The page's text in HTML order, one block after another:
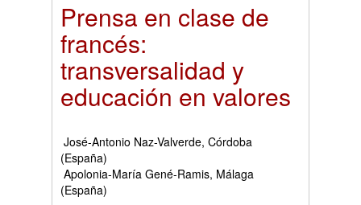
Prensa en clase de
francés:
transversalidad y
educación en valores
José-Antonio Naz-Valverde, Córdoba
(España)
Apolonia-María Gené-Ramis, Málaga
(España)